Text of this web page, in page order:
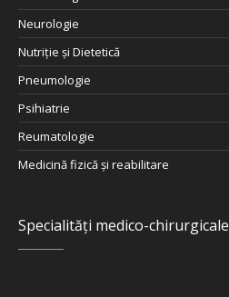
Neurologie
Nutriţie şi Dietetică
Pneumologie
Psihiatrie
Reumatologie
Medicină fizică și reabilitare
Specialități medico-chirurgicale